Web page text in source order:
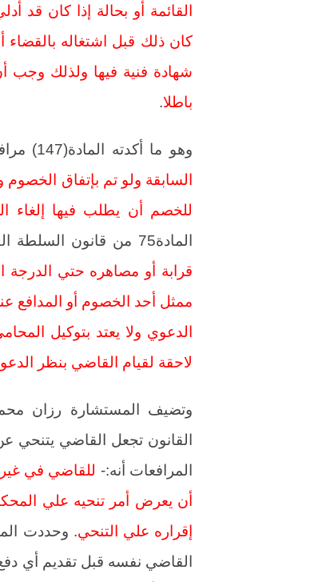
القائمة أو بحالة إذا كان قد
كان ذلك قبل اشتغاله
شهادة فنية فيها ولذلك وجب
باطلا.
وهو ما أكدته المادة(147) مرافعات أنة
السابقة ولو تم بإتفاق
للخصم أن يطلب فيها إلغاء
المادة75 من قانون السلطة القضائية
قرابة أو مصاهره حتي الدرجة
ممثل أحد الخصوم أو المدافع
الدعوي ولا يعتد بتوكيل
لاحقة لقيام القاضي بنظر
وتضيف المستشارة رزان
المرافعات أنه:- للقاضي في
أن يعرض أمر تنحيه علي
إقراره علي التنحي
القاضي نفسه قبل تقديم أي دفع